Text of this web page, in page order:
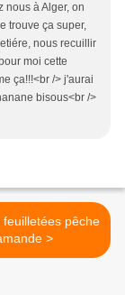
nous à Alger, on
trouve ça super,
nous recuillir
moi cette
ça!!!<br /> j'aurai
bisous<br />
feuilletées pêche
- amande >